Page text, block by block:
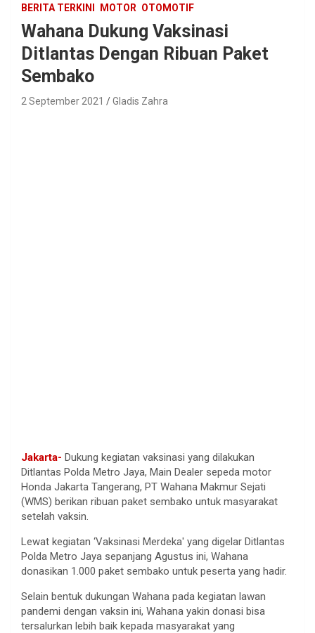
BERITA TERKINI MOTOR OTOMOTIF
Wahana Dukung Vaksinasi
Ditlantas Dengan Ribuan Paket
Sembako
2 September 2021 Gladis Zahra
Jakarta- Dukung kegiatan vaksinasi yang dilakukan
Ditlantas Polda Metro Jaya, Main Dealer sepeda motor
Honda Jakarta Tangerang, PT Wahana Makmur Sejati
(WMS) berikan ribuan paket sembako untuk masyarakat
setelah vaksin.
Lewat kegiatan ‘Vaksinasi Merdeka' yang digelar Ditlantas
Polda Metro Jaya sepanjang Agustus ini, Wahana
donasikan 1.000 paket sembako untuk peserta yang hadir.
Selain bentuk dukungan Wahana pada kegiatan lawan
pandemi dengan vaksin ini, Wahana yakin donasi bisa
tersalurkan lebih baik kepada masyarakat yang